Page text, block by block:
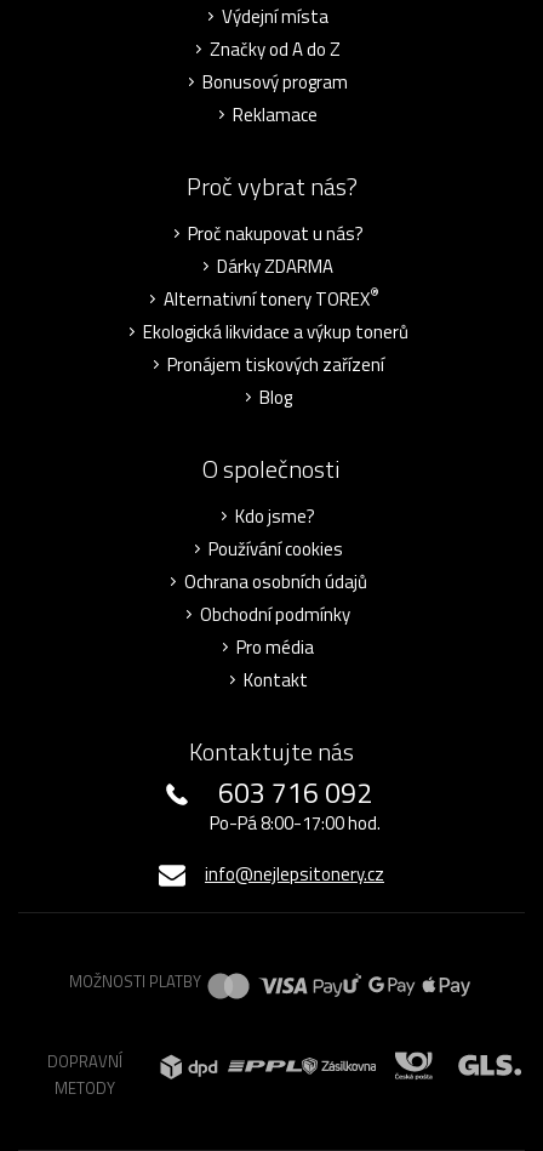
Výdejní místa
Značky od A do Z
Bonusový program
Reklamace
Proč vybrat nás?
Proč nakupovat u nás?
Dárky ZDARMA
Alternativní tonery TOREX®
Ekologická likvidace a výkup tonerů
Pronájem tiskových zařízení
Blog
O společnosti
Kdo jsme?
Používání cookies
Ochrana osobních údajů
Obchodní podmínky
Pro média
Kontakt
Kontaktujte nás
603 716 092
Po-Pá 8:00-17:00 hod.
info@nejlepsitonery.cz
MOŽNOSTI PLATBY
DOPRAVNÍ
METODY